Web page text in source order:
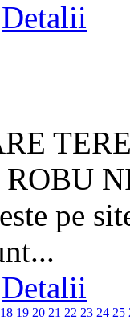
Detalii
ROBU
pe
Detalii
18 19 20 21 22 23 24 25